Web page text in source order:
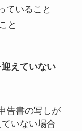
ていること
と
えていない
告書の写しが
いない場合